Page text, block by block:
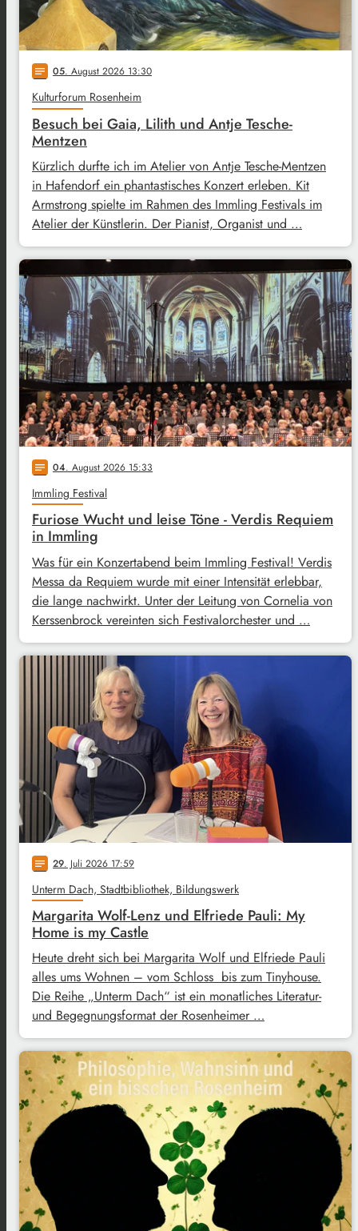
notes 05. August 2026 13:30
Kulturforum Rosenheim
Besuch bei Gaia, Lilith und Antje Tesche-
Mentzen
Kürzlich durfte ich im Atelier von Antje Tesche-Mentzen
in Hafendorf ein phantastisches Konzert erleben. Kit
Armstrong spielte im Rahmen des Immling Festivals im
Atelier der Künstlerin. Der Pianist, Organist und …
notes 04. August 2026 15:33
Immling Festival
Furiose Wucht und leise Töne - Verdis Requiem
in Immling
Was für ein Konzertabend beim Immling Festival! Verdis
Messa da Requiem wurde mit einer Intensität erlebbar,
die lange nachwirkt. Unter der Leitung von Cornelia von
Kerssenbrock vereinten sich Festivalorchester und …
notes 29. Juli 2026 17:59
Unterm Dach, Stadtbibliothek, Bildungswerk
Margarita Wolf-Lenz und Elfriede Pauli: My
Home is my Castle
Heute dreht sich bei Margarita Wolf und Elfriede Pauli
alles ums Wohnen – vom Schloss bis zum Tinyhouse.
Die Reihe „Unterm Dach“ ist ein monatliches Literatur-
und Begegnungsformat der Rosenheimer …